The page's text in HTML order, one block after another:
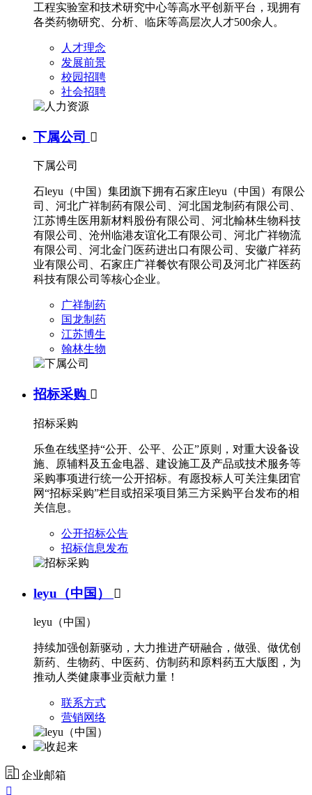
工程实验室和技术研究中心等高水平创新平台，现拥有
各类药物研究、分析、临床等高层次人才500余人。
人才理念
发展前景
校园招聘
社会招聘
下属公司 
下属公司
石leyu（中国）集团旗下拥有石家庄leyu（中国）有限公
司、河北广祥制药有限公司、河北国龙制药有限公司、
江苏博生医用新材料股份有限公司、河北輸林生物科技
有限公司、沧州临港友谊化工有限公司、河北广祥物流
有限公司、河北金门医药进出口有限公司、安徽广祥药
业有限公司、石家庄广祥餐饮有限公司及河北广祥医药
科技有限公司等核心企业。
广祥制药
国龙制药
江苏博生
翰林生物
招标采购 
招标采购
乐鱼在线坚持“公开、公平、公正”原则，对重大设备设
施、原辅料及五金电器、建设施工及产品或技术服务等
采购事项进行统一公开招标。有愿投标人可关注集团官
网“招标采购”栏目或招采项目第三方采购平台发布的相
关信息。
公开招标公告
招标信息发布
leyu（中国） 
leyu（中国）
持续加强创新驱动，大力推进产研融合，做强、做优创
新药、生物药、中医药、仿制药和原料药五大版图，为
推动人类健康事业贡献力量！
联系方式
营销网络
企业邮箱
